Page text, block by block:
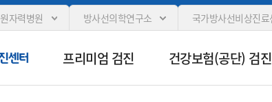
카
원자력병원 방사선의학연구소 국가방사선비상진료
프리미엄 검진 건강보험(공단) 검진